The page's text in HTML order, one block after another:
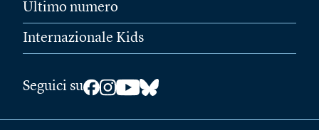
Ultimo numero
Internazionale Kids
Seguici su